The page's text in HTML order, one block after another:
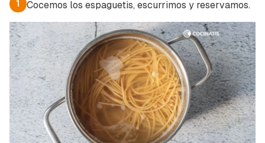
1 Cocemos los espaguetis, escurrimos y reservamos.